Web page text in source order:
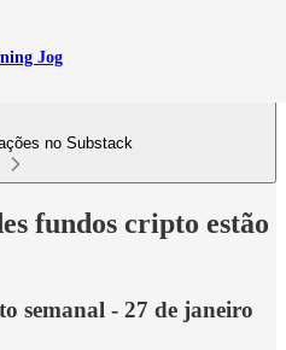
Jog
no Substack
fundos cripto estão
semanal - 27 de janeiro